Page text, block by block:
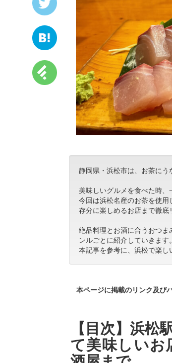
静岡県・浜松市は、お茶にう
美味しいグルメを食べた時、
今回は浜松名産のお茶を使
存分に楽しめるお店まで徹底
絶品料理とお酒に合うおつ
ンルごとに紹介していきます。
本記事を参考に、浜松で楽し
本ページに掲載のリンク及び
【目次】浜松
て美味しいお